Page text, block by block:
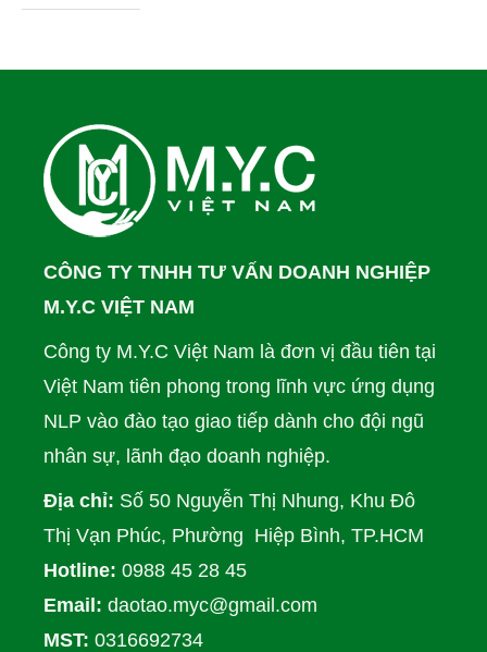
CÔNG TY TNHH TƯ VẤN DOANH NGHIỆP
M.Y.C VIỆT NAM
Công ty M.Y.C Việt Nam là đơn vị đầu tiên tại
Việt Nam tiên phong trong lĩnh vực ứng dụng
NLP vào đào tạo giao tiếp dành cho đội ngũ
nhân sự, lãnh đạo doanh nghiệp.
Địa chỉ: Số 50 Nguyễn Thị Nhung, Khu Đô
Thị Vạn Phúc, Phường Hiệp Bình, TP.HCM
Hotline: 0988 45 28 45
Email: daotao.myc@gmail.com
MST: 0316692734